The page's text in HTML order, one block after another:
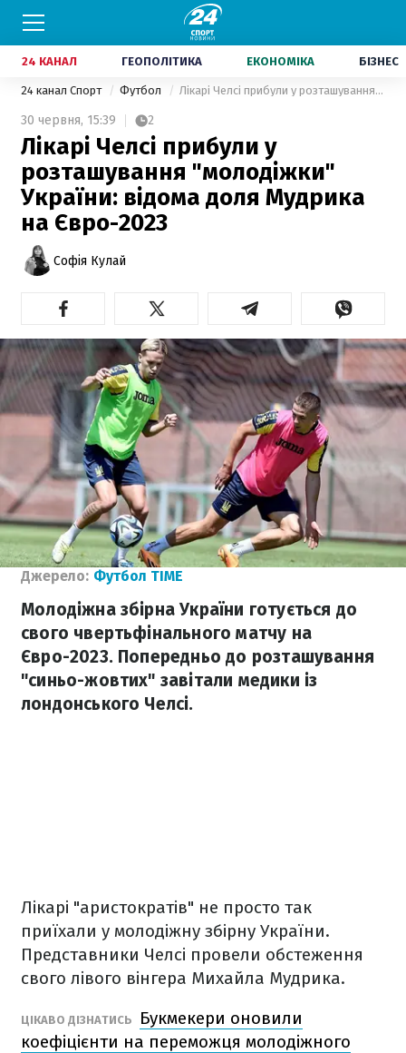
24 КАНАЛ ГЕОПОЛІТИКА ЕКОНОМІКА БІЗНЕС
24 канал Спорт Футбол Лікарі Челсі прибули у розташування "молодіжки" України: відома доля Мудрика на Євро-2023
30 червня, 15:39 2
Лікарі Челсі прибули у
розташування "молодіжки"
України: відома доля Мудрика
на Євро-2023
Софія Кулай
Джерело: Футбол TIME
Молодіжна збірна України готується до
свого чвертьфінального матчу на
Євро-2023. Попередньо до розташування
"синьо-жовтих" завітали медики із
лондонського Челсі.
Лікарі "аристократів" не просто так
приїхали у молодіжну збірну України.
Представники Челсі провели обстеження
свого лівого вінгера Михайла Мудрика.
ЦІКАВО ДІЗНАТИСЬ
Букмекери оновили
коефіцієнти на переможця молодіжного